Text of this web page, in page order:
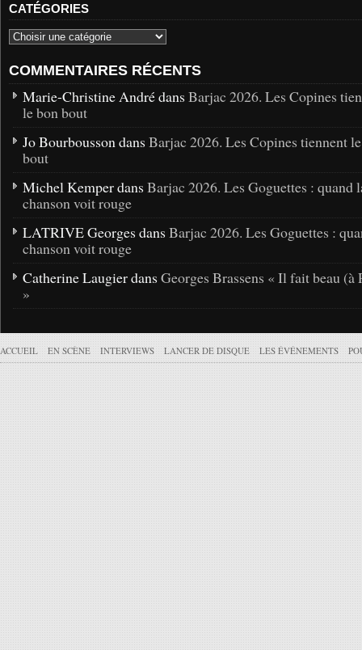
CATÉGORIES
COMMENTAIRES RÉCENTS
Marie-Christine André dans Barjac 2026. Les Copines
le bon bout
Jo Bourbousson dans Barjac 2026. Les Copines tiennent
bout
Michel Kemper dans Barjac 2026. Les Goguettes : quand
chanson voit rouge
LATRIVE Georges dans Barjac 2026. Les Goguettes :
chanson voit rouge
Catherine Laugier dans Georges Brassens « Il fait beau (à
»
ACCUEIL EN SCÈNE INTERVIEWS LANCER DE DISQUE LES ÉVÉNEMENTS